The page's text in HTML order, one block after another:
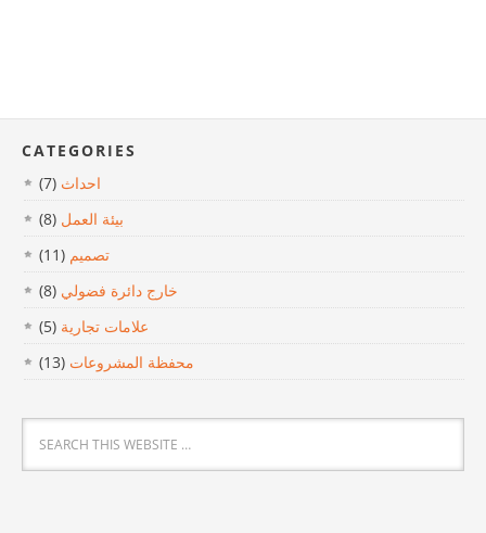
CATEGORIES
احداث (7)
بيئة العمل (8)
تصميم (11)
خارج دائرة فضولي (8)
علامات تجارية (5)
محفظة المشروعات (13)